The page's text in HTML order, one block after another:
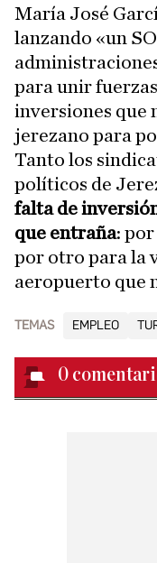
María José
lanzando «un
para unir
inversiones que
jerezano para
Tanto los
políticos de
falta de
que entraña:
por otro para la
aeropuerto que
TEMAS EMPLEO
0